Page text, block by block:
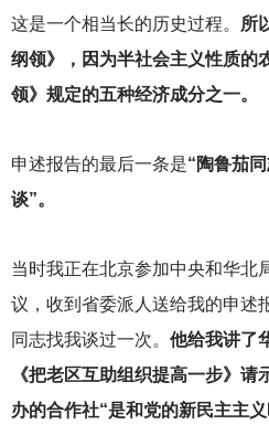
这是一个相当长的历史过程。
所
纲领》，因为半社会主义性质的
领》规定的五种经济成分之一。
申述报告的最后一条是“陶鲁茄
谈”。
当时我正在北京参加中央和华北
议，收到省委派人送给我的申述
同志找我谈过一次。 他给我讲了
《把老区互助组织提高一步》
办的合作社“是和党的新民主主